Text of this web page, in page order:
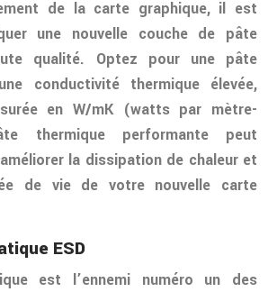
de la carte graphique, il est
une nouvelle couche de pâte
qualité. Optez pour une pâte
conductivité thermique élevée,
en W/mK (watts par mètre-
thermique performante peut
la dissipation de chaleur et
de vie de votre nouvelle carte
ESD
est l’ennemi numéro un des